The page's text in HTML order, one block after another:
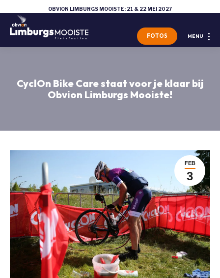
OBVION LIMBURGS MOOISTE: 21 & 22 MEI 2027
MENU
FOTOS
CyclOn Bike Care staat voor je klaar bij
Obvion Limburgs Mooiste!
FEB
3